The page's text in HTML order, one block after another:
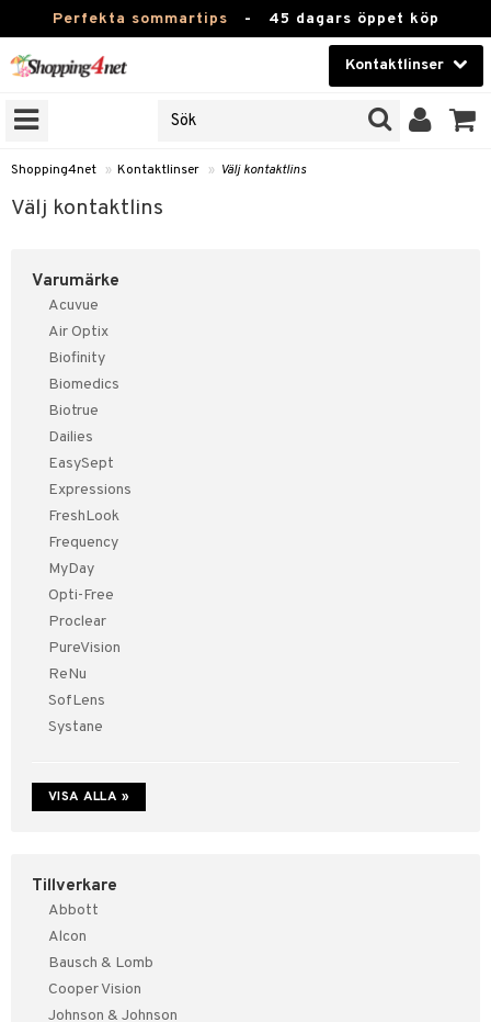
Perfekta sommartips - 45 dagars öppet köp
Kontaktlinser
Skönhet
Kontaktlinser
Hälsokost
Fitness
Hem & Inredning
Leksaker, Barn & Baby
Varumärken
Kampanjer
Shopping4net » Kontaktlinser » Välj kontaktlins
Välj kontaktlins
Varumärke
Acuvue
Air Optix
Biofinity
Biomedics
Biotrue
Dailies
EasySept
Expressions
FreshLook
Frequency
MyDay
Opti-Free
Proclear
PureVision
ReNu
SofLens
Systane
VISA ALLA »
Tillverkare
Abbott
Alcon
Bausch & Lomb
Cooper Vision
Johnson & Johnson
KONTAKTLINS
VARUMÄRKEN
under egna varumärken.
linser
svar